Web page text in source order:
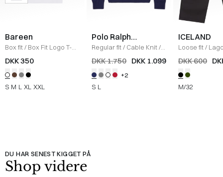
Bareen
Box fit/ Box Fit Logo T-
shirt /WHITE
DKK 350
S M L XL XXL
Polo Ralph
Lauren
Regular fit/ Cable Knit/
NAVY
DKK 1.750 DKK 1.099
+2
S L
ICELAND
Loose fit/
Bukser /
DKK 600
M/32
DU HAR SENEST KIGGET PÅ
Shop videre